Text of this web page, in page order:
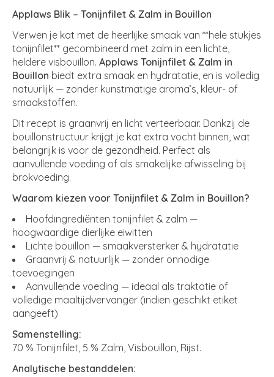
Applaws Blik – Tonijnfilet & Zalm in Bouillon
Verwen je kat met de heerlijke smaak van **hele stukjes
tonijnfilet** gecombineerd met zalm in een lichte,
heldere visbouillon. Applaws Tonijnfilet & Zalm in
Bouillon biedt extra smaak en hydratatie, en is volledig
natuurlijk — zonder kunstmatige aroma’s, kleur- of
smaakstoffen.
Dit recept is graanvrij en licht verteerbaar. Dankzij de
bouillonstructuur krijgt je kat extra vocht binnen, wat
belangrijk is voor de gezondheid. Perfect als
aanvullende voeding of als smakelijke afwisseling bij
brokvoeding.
Waarom kiezen voor Tonijnfilet & Zalm in Bouillon?
Hoofdingrediënten tonijnfilet & zalm —
hoogwaardige dierlijke eiwitten
Lichte bouillon — smaakversterker & hydratatie
Graanvrij & natuurlijk — zonder onnodige
toevoegingen
Aanvullende voeding — ideaal als traktatie of
volledige maaltijdvervanger (indien geschikt etiket
aangeeft)
Samenstelling:
70 % Tonijnfilet, 5 % Zalm, Visbouillon, Rijst.
Analytische bestanddelen: